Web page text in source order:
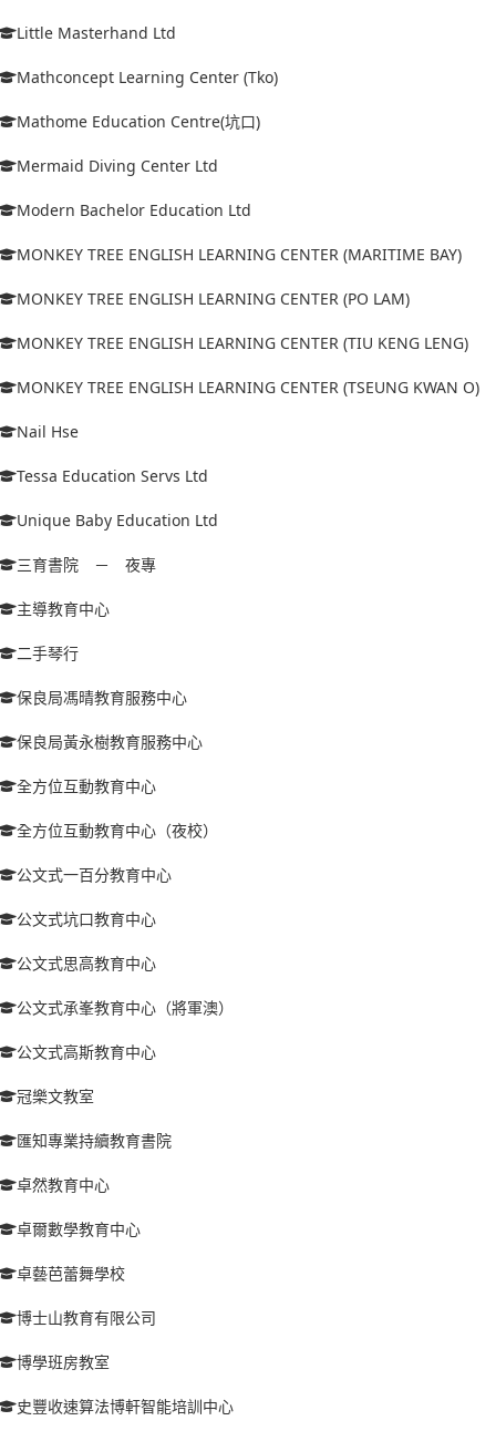
Little Masterhand Ltd
Mathconcept Learning Center (Tko)
Mathome Education Centre(坑口)
Mermaid Diving Center Ltd
Modern Bachelor Education Ltd
MONKEY TREE ENGLISH LEARNING CENTER (MARITIME BAY)
MONKEY TREE ENGLISH LEARNING CENTER (PO LAM)
MONKEY TREE ENGLISH LEARNING CENTER (TIU KENG LENG)
MONKEY TREE ENGLISH LEARNING CENTER (TSEUNG KWAN O)
Nail Hse
Tessa Education Servs Ltd
Unique Baby Education Ltd
三育書院 － 夜專
主導教育中心
二手琴行
保良局馮晴教育服務中心
保良局黃永樹教育服務中心
全方位互動教育中心
全方位互動教育中心（夜校）
公文式一百分教育中心
公文式坑口教育中心
公文式思高教育中心
公文式承峯教育中心（將軍澳）
公文式高斯教育中心
冠樂文教室
匯知專業持續教育書院
卓然教育中心
卓爾數學教育中心
卓藝芭蕾舞學校
博士山教育有限公司
博學班房教室
史豐收速算法博軒智能培訓中心